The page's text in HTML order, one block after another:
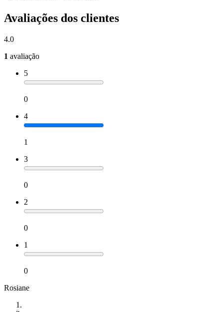
Avaliações dos clientes
4.0
1 avaliação
5
0
4
1
3
0
2
0
1
0
Rosiane